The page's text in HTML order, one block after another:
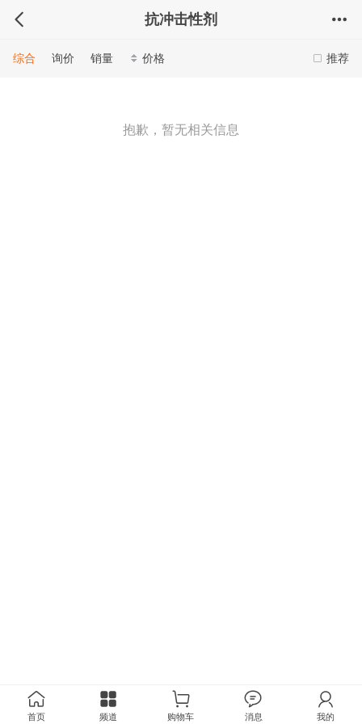
抗冲击性剂
推荐
综合 询价 销量 价格
抱歉，暂无相关信息
首页 频道 购物车 消息 我的